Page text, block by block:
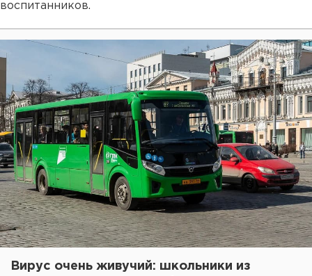
воспитанников.
Вирус очень живучий: школьники из